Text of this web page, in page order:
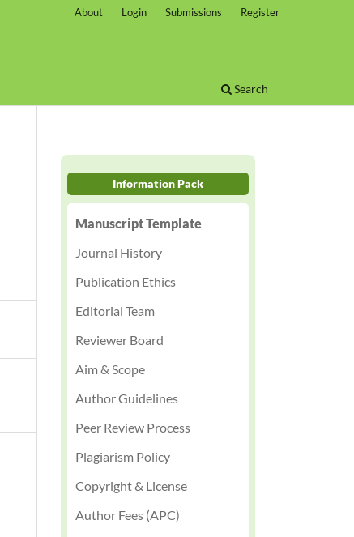
Search
About Login Submissions Register
Information Pack
Manuscript Template
Journal History
Publication Ethics
Editorial Team
Reviewer Board
Aim & Scope
Author Guidelines
Peer Review Process
Plagiarism Policy
Copyright & License
Author Fees (APC)